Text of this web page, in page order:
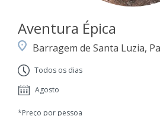
Aventura Épica
Barragem de Santa Luzia,
Todos os dias
Agosto
*Preço por pessoa